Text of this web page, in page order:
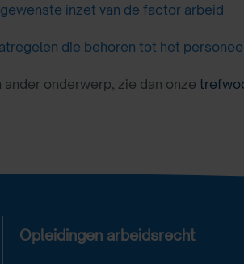
inzet van de factor arbeid
die behoren tot het
ander onderwerp, zie dan onze
Opleidingen arbeidsrecht